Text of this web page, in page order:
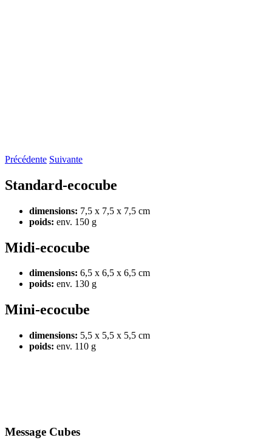
Précédente Suivante
Standard-ecocube
dimensions: 7,5 x 7,5 x 7,5 cm
poids: env. 150 g
Midi-ecocube
dimensions: 6,5 x 6,5 x 6,5 cm
poids: env. 130 g
Mini-ecocube
dimensions: 5,5 x 5,5 x 5,5 cm
poids: env. 110 g
Message Cubes